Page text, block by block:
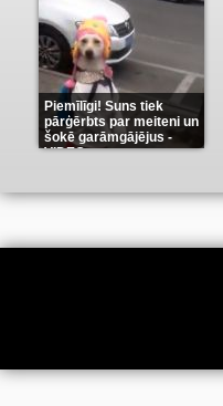
Piemīlīgi! Suns tiek
pārģērbts par meiteni un
šokē garāmgājējus -
VIDEO(8)